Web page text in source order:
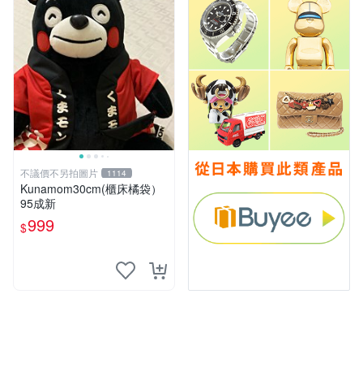
不議價不另拍圖片 1114
Kunamom30cm(櫃床橘袋）
95成新
$999